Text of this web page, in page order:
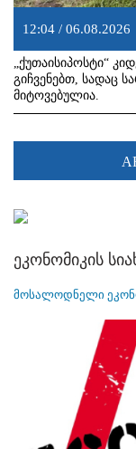
12:04 / 06.08.2026
„ქუთაისიპოსტი“
გიჩვენებთ, სადაც
მიტოვებულია.
ეკონომიკის
მოსალოდნელი